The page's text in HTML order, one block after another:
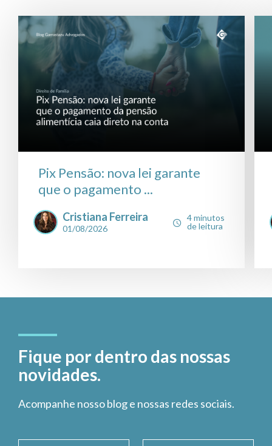
Pix Pensão: nova lei garante
que o pagamento ...
Cristiana Ferreira
01/08/2026
4 minutos
de leitura
Fique por dentro das nossas
novidades.
Acompanhe nosso blog e nossas redes sociais.